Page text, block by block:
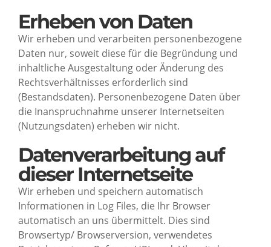
Erheben von Daten
Wir erheben und verarbeiten personenbezogene
Daten nur, soweit diese für die Begründung und
inhaltliche Ausgestaltung oder Änderung des
Rechtsverhältnisses erforderlich sind
(Bestandsdaten). Personenbezogene Daten über
die Inanspruchnahme unserer Internetseiten
(Nutzungsdaten) erheben wir nicht.
Datenverarbeitung auf
dieser Internetseite
Wir erheben und speichern automatisch
Informationen in Log Files, die Ihr Browser
automatisch an uns übermittelt. Dies sind
Browsertyp/ Browserversion, verwendetes